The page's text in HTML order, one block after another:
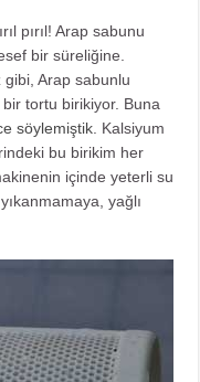
pırıl! Arap sabunu
bir süreliğine.
Arap sabunlu
tortu birikiyor. Buna
söylemiştik . Kalsiyum
bu birikim her
içinde yeterli su
yağlı